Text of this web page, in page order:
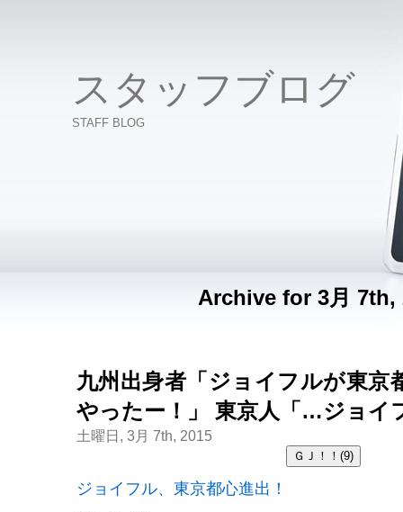
スタッフブログ
STAFF BLOG
Archive for 3月 7th,
九州出身者「ジョイフルが東京
やったー！」 東京人「…ジョイ
土曜日, 3月 7th, 2015
ジョイフル、東京都心進出！